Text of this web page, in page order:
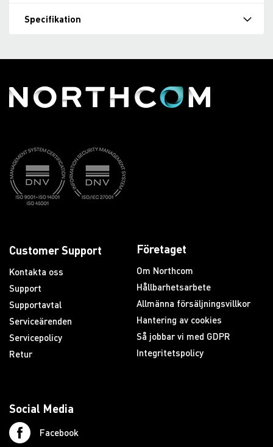
Specifikation
Customer Support
Kontakta oss
Support
Supportavtal
Serviceärenden
Servicepolicy
Retur
Företaget
Om Northcom
Hållbarhetsarbete
Allmänna försäljningsvillkor
Hantering av cookies
Så jobbar vi med GDPR
Integritetspolicy
Social Media
Facebook